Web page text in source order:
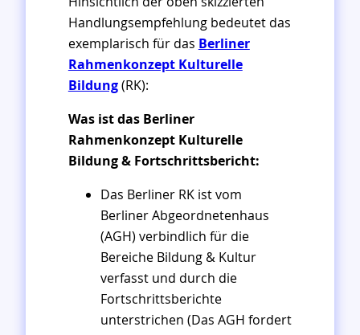
Handlungsempfehlung bedeutet das
exemplarisch für das Berliner
Rahmenkonzept Kulturelle
Bildung(RK):
Was ist das Berliner
Rahmenkonzept Kulturelle
Bildung & Fortschrittsbericht:
Das Berliner RK ist vom
Berliner Abgeordnetenhaus
(AGH) verbindlich für die
Bereiche Bildung & Kultur
verfasst und durch die
Fortschrittsberichte
unterstrichen (Das AGH fordert